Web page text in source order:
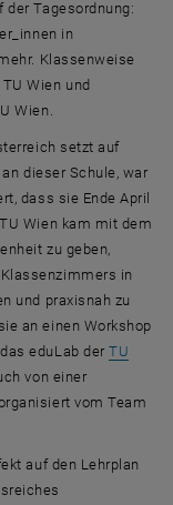
Tagesordnung:
in
Klassenweise
Wien und
Wien.
externe URL in einem
setzt auf
dieser Schule, war
dass sie Ende April
Wien kam mit dem
zu geben,
in
und praxisnah zu
an einen Workshop
eduLab derTU
neuen Fenster
von einer
vomTeam
auf den Lehrplan